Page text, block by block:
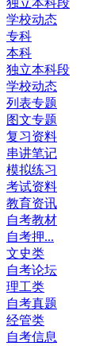
独立本科段
学校动态
专科
本科
独立本科段
学校动态
列表专题
图文专题
复习资料
串讲笔记
模拟练习
考试资料
教育资讯
自考教材
自考押...
文史类
自考论坛
理工类
自考真题
经管类
自考信息